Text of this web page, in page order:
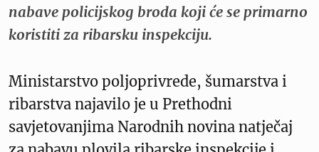
nabave policijskog broda koji će se primarno
koristiti za ribarsku inspekciju.
Ministarstvo poljoprivrede, šumarstva i
ribarstva najavilo je u Prethodni
savjetovanjima Narodnih novina natječaj